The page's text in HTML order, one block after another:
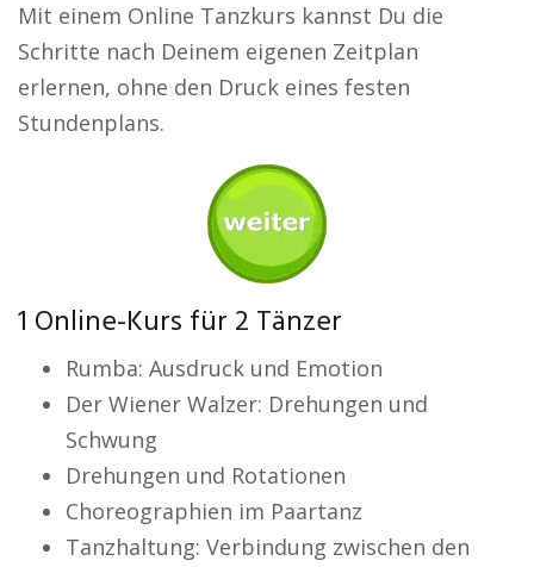
Mit einem Online Tanzkurs kannst Du die
Schritte nach Deinem eigenen Zeitplan
erlernen, ohne den Druck eines festen
Stundenplans.
1 Online-Kurs für 2 Tänzer
Rumba: Ausdruck und Emotion
Der Wiener Walzer: Drehungen und
Schwung
Drehungen und Rotationen
Choreographien im Paartanz
Tanzhaltung: Verbindung zwischen den